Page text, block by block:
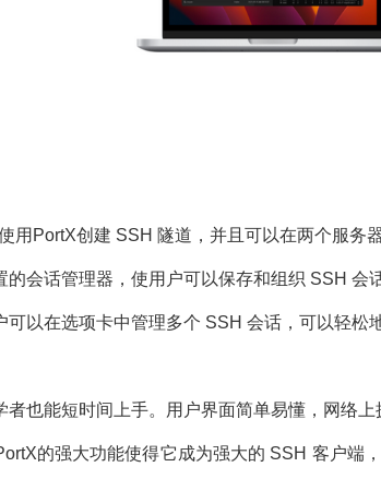
PortX创建 SSH 隧道，并且可以在两个服务器
会话管理器，使用户可以保存和组织 SSH 会话
以在选项卡中管理多个 SSH 会话，可以轻
也能短时间上手。用户界面简单易懂，网络上
的强大功能使得它成为强大的 SSH 客户端